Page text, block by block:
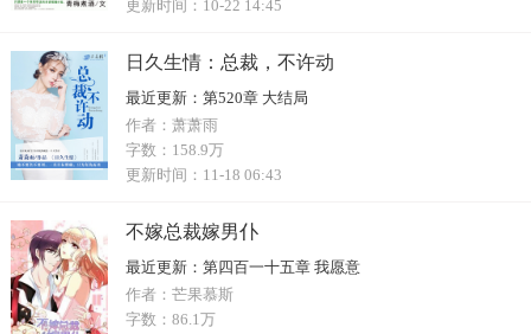
更新时间： 10-22 14:45
日久生情：总裁，不许动
最近更新：
第520章 大结局
作者： 萧萧雨
字数： 158.9万
更新时间： 11-18 06:43
不嫁总裁嫁男仆
最近更新： 第四百一十五章 我愿意
作者： 芒果慕斯
字数： 86.1万